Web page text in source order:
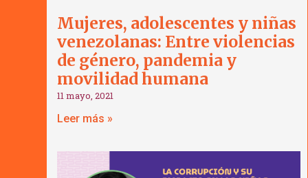
Mujeres, adolescentes y niñas
venezolanas: Entre violencias
de género, pandemia y
movilidad humana
11 mayo, 2021
Leer más »